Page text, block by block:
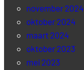
november 2024
oktober 2024
maart 2024
oktober 2023
mei 2023